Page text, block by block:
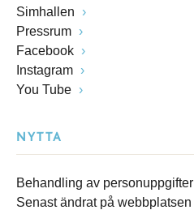
Simhallen
Pressrum
Facebook
Instagram
You Tube
NYTTA
Behandling av personuppgifter
Senast ändrat på webbplatsen